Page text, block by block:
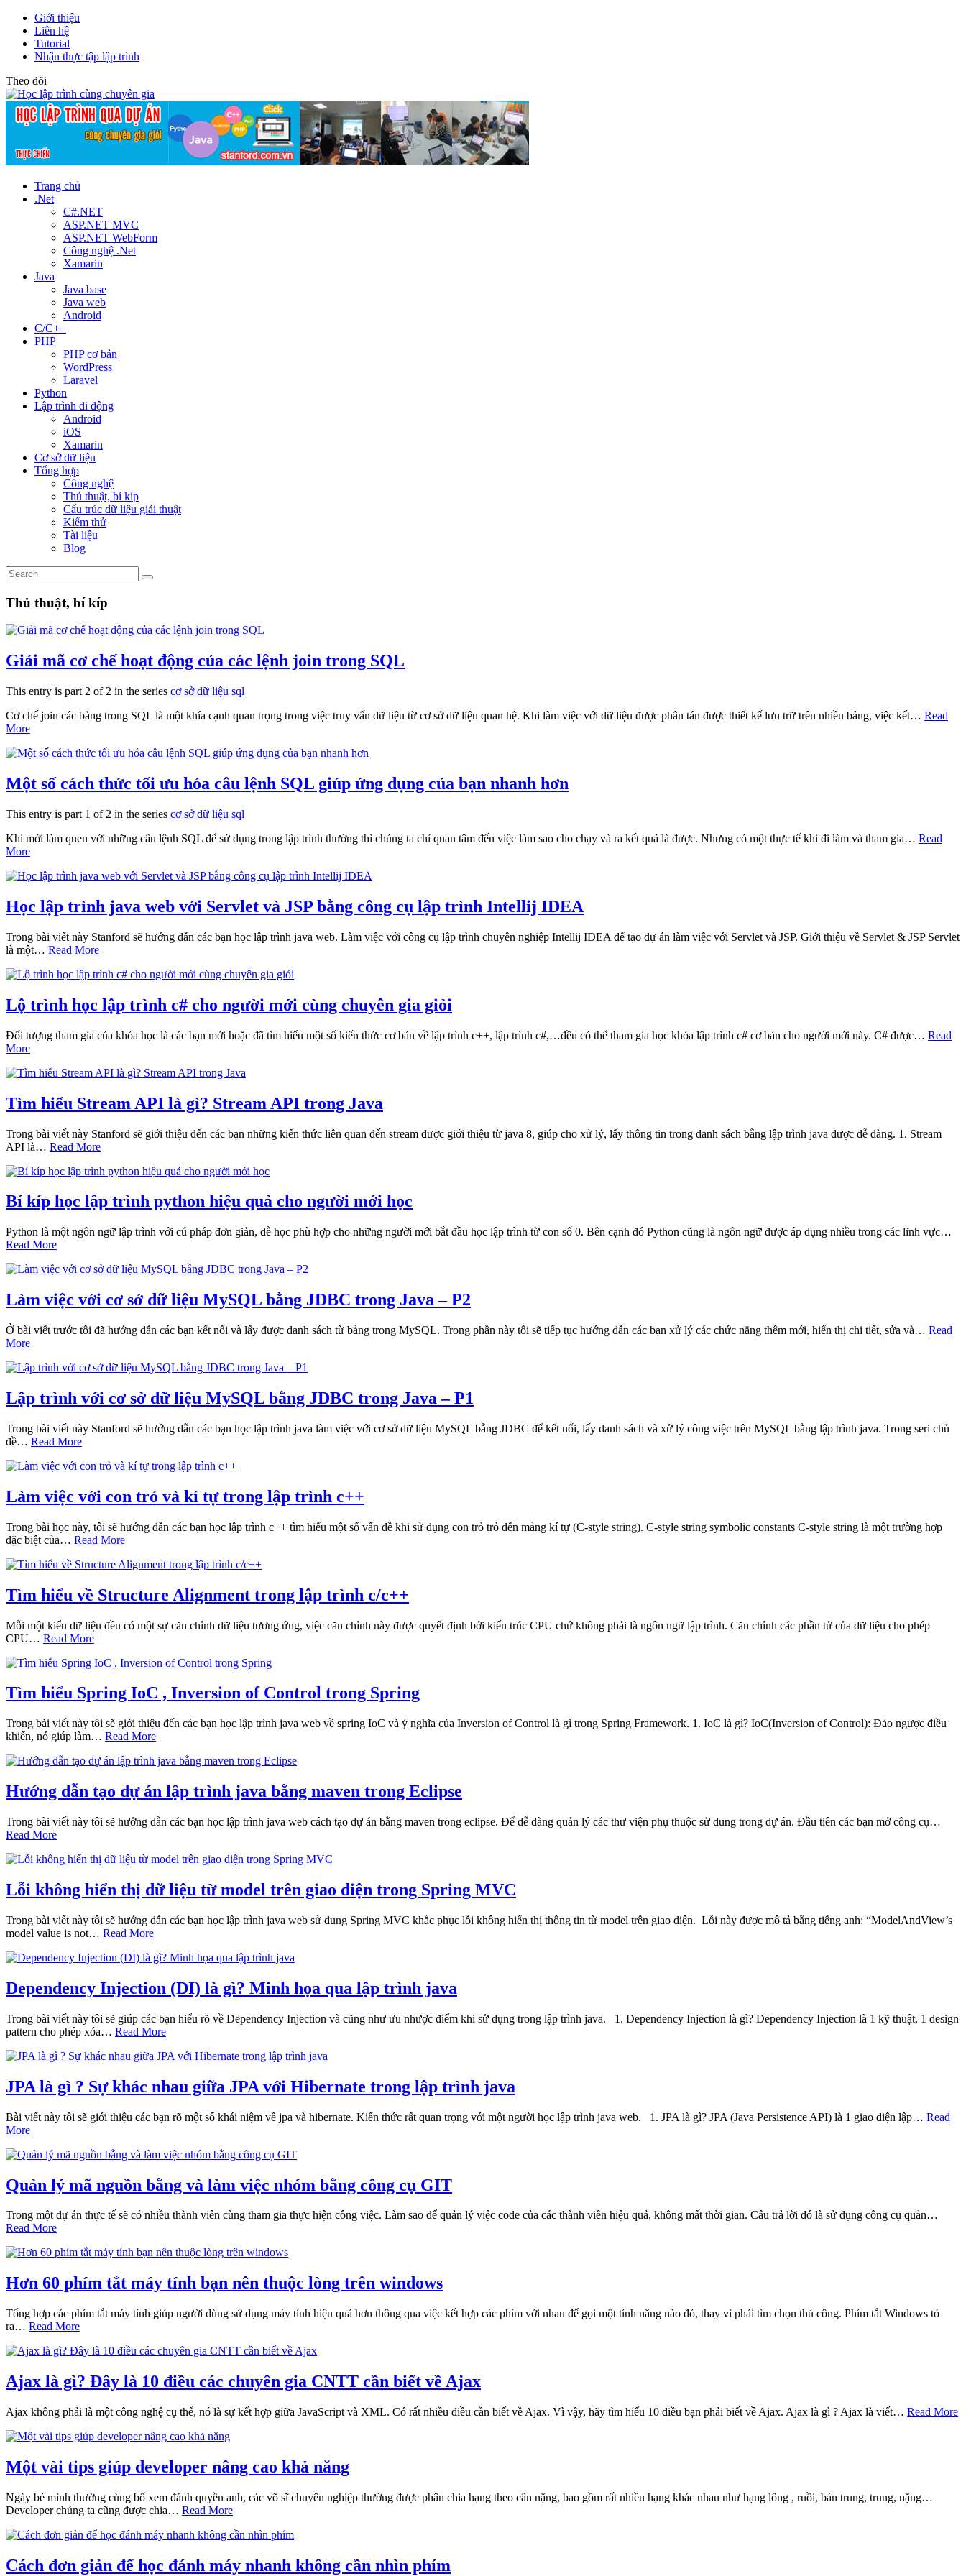
Giới thiệu
Liên hệ
Tutorial
Nhận thực tập lập trình
Theo dõi
Trang chủ
.Net
C#.NET
ASP.NET MVC
ASP.NET WebForm
Công nghệ .Net
Xamarin
Java
Java base
Java web
Android
C/C++
PHP
PHP cơ bản
WordPress
Laravel
Python
Lập trình di động
Android
iOS
Xamarin
Cơ sở dữ liệu
Tổng hợp
Công nghệ
Thủ thuật, bí kíp
Cấu trúc dữ liệu giải thuật
Kiểm thử
Tài liệu
Blog
Thủ thuật, bí kíp
Giải mã cơ chế hoạt động của các lệnh join trong SQL
This entry is part 2 of 2 in the series cơ sở dữ liệu sql
Cơ chế join các bảng trong SQL là một khía cạnh quan trọng trong việc truy vấn dữ liệu từ cơ sở dữ liệu quan hệ. Khi làm việc với dữ liệu được phân tán được thiết kế lưu trữ trên nhiều bảng, việc kết… Read
More
Một số cách thức tối ưu hóa câu lệnh SQL giúp ứng dụng của bạn nhanh hơn
This entry is part 1 of 2 in the series cơ sở dữ liệu sql
Khi mới làm quen với những câu lệnh SQL để sử dụng trong lập trình thường thì chúng ta chỉ quan tâm đến việc làm sao cho chạy và ra kết quả là được. Nhưng có một thực tế khi đi làm và tham gia… Read
More
Học lập trình java web với Servlet và JSP bằng công cụ lập trình Intellij IDEA
Trong bài viết này Stanford sẽ hướng dẫn các bạn học lập trình java web. Làm việc với công cụ lập trình chuyên nghiệp Intellij IDEA để tạo dự án làm việc với Servlet và JSP. Giới thiệu về Servlet & JSP Servlet
là một… Read More
Lộ trình học lập trình c# cho người mới cùng chuyên gia giỏi
Đối tượng tham gia của khóa học là các bạn mới hoặc đã tìm hiểu một số kiến thức cơ bản về lập trình c++, lập trình c#,…đều có thể tham gia học khóa lập trình c# cơ bản cho người mới này. C# được… Read
More
Tìm hiểu Stream API là gì? Stream API trong Java
Trong bài viết này Stanford sẽ giới thiệu đến các bạn những kiến thức liên quan đến stream được giới thiệu từ java 8, giúp cho xử lý, lấy thông tin trong danh sách bằng lập trình java được dễ dàng. 1. Stream
API là… Read More
Bí kíp học lập trình python hiệu quả cho người mới học
Python là một ngôn ngữ lập trình với cú pháp đơn giản, dễ học phù hợp cho những người mới bắt đầu học lập trình từ con số 0. Bên cạnh đó Python cũng là ngôn ngữ được áp dụng nhiều trong các lĩnh vực…
Read More
Làm việc với cơ sở dữ liệu MySQL bằng JDBC trong Java – P2
Ở bài viết trước tôi đã hướng dẫn các bạn kết nối và lấy được danh sách từ bảng trong MySQL. Trong phần này tôi sẽ tiếp tục hướng dẫn các bạn xử lý các chức năng thêm mới, hiển thị chi tiết, sửa và… Read
More
Lập trình với cơ sở dữ liệu MySQL bằng JDBC trong Java – P1
Trong bài viết này Stanford sẽ hướng dẫn các bạn học lập trình java làm việc với cơ sở dữ liệu MySQL bằng JDBC để kết nối, lấy danh sách và xử lý công việc trên MySQL bằng lập trình java. Trong seri chủ
đề… Read More
Làm việc với con trỏ và kí tự trong lập trình c++
Trong bài học này, tôi sẽ hướng dẫn các bạn học lập trình c++ tìm hiểu một số vấn đề khi sử dụng con trỏ trỏ đến mảng kí tự (C-style string). C-style string symbolic constants C-style string là một trường hợp
đặc biệt của… Read More
Tìm hiểu về Structure Alignment trong lập trình c/c++
Mỗi một kiểu dữ liệu đều có một sự căn chỉnh dữ liệu tương ứng, việc căn chỉnh này được quyết định bởi kiến trúc CPU chứ không phải là ngôn ngữ lập trình. Căn chỉnh các phần tử của dữ liệu cho phép
CPU… Read More
Tìm hiểu Spring IoC , Inversion of Control trong Spring
Trong bài viết này tôi sẽ giới thiệu đến các bạn học lập trình java web về spring IoC và ý nghĩa của Inversion of Control là gì trong Spring Framework. 1. IoC là gì? IoC(Inversion of Control): Đảo ngược điều
khiển, nó giúp làm… Read More
Hướng dẫn tạo dự án lập trình java bằng maven trong Eclipse
Trong bài viết này tôi sẽ hưởng dẫn các bạn học lập trình java web cách tạo dự án bằng maven trong eclipse. Để dễ dàng quản lý các thư viện phụ thuộc sử dung trong dự án. Đầu tiên các bạn mở công cụ…
Read More
Lỗi không hiển thị dữ liệu từ model trên giao diện trong Spring MVC
Trong bài viết này tôi sẽ hướng dẫn các bạn học lập trình java web sử dung Spring MVC khắc phục lỗi không hiển thị thông tin từ model trên giao diện. Lỗi này được mô tả bằng tiếng anh: “ModelAndView’s
model value is not… Read More
Dependency Injection (DI) là gì? Minh họa qua lập trình java
Trong bài viết này tôi sẽ giúp các bạn hiểu rõ về Dependency Injection và cũng như ưu nhược điểm khi sử dụng trong lập trình java. 1. Dependency Injection là gì? Dependency Injection là 1 kỹ thuật, 1 design
pattern cho phép xóa… Read More
JPA là gì ? Sự khác nhau giữa JPA với Hibernate trong lập trình java
Bài viết này tôi sẽ giới thiệu các bạn rõ một số khái niệm về jpa và hibernate. Kiến thức rất quan trọng với một người học lập trình java web. 1. JPA là gì? JPA (Java Persistence API) là 1 giao diện lập… Read
More
Quản lý mã nguồn bằng và làm việc nhóm bằng công cụ GIT
Trong một dự án thực tế sẽ có nhiều thành viên cùng tham gia thực hiện công việc. Làm sao để quản lý việc code của các thành viên hiệu quả, không mất thời gian. Câu trả lời đó là sử dụng công cụ quản…
Read More
Hơn 60 phím tắt máy tính bạn nên thuộc lòng trên windows
Tổng hợp các phím tắt máy tính giúp người dùng sử dụng máy tính hiệu quả hơn thông qua việc kết hợp các phím với nhau để gọi một tính năng nào đó, thay vì phải tìm chọn thủ công. Phím tắt Windows tỏ
ra… Read More
Ajax là gì? Đây là 10 điều các chuyên gia CNTT cần biết về Ajax
Ajax không phải là một công nghệ cụ thể, nó là sự kết hợp giữa JavaScript và XML. Có rất nhiều điều cần biết về Ajax. Vì vậy, hãy tìm hiểu 10 điều bạn phải biết về Ajax. Ajax là gì ? Ajax là viết… Read More
Một vài tips giúp developer nâng cao khả năng
Ngày bé mình thường cùng bố xem đánh quyền anh, các võ sĩ chuyên nghiệp thường được phân chia hạng theo cân nặng, bao gồm rất nhiều hạng khác nhau như hạng lông , ruồi, bán trung, trung, nặng…
Developer chúng ta cũng được chia… Read More
Cách đơn giản để học đánh máy nhanh không cần nhìn phím